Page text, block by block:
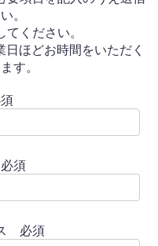
。
ください。
ほどお時間をいただく
す。
須
必須